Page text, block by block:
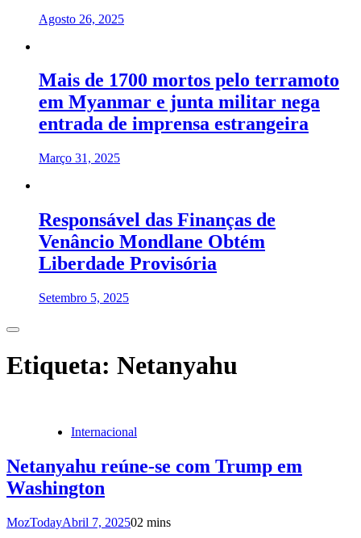
Agosto 26, 2025
Mais de 1700 mortos pelo terramoto
em Myanmar e junta militar nega
entrada de imprensa estrangeira
Março 31, 2025
Responsável das Finanças de
Venâncio Mondlane Obtém
Liberdade Provisória
Setembro 5, 2025
Etiqueta: Netanyahu
Internacional
Netanyahu reúne-se com Trump em
Washington
MozTodayAbril 7, 202502 mins